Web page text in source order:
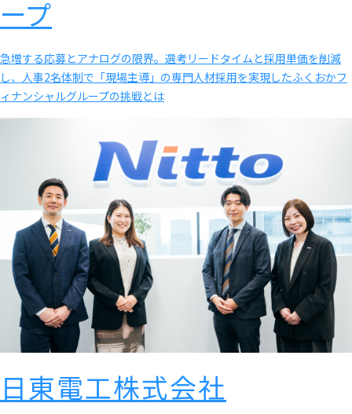
ープ
急増する応募とアナログの限界。選考リードタイムと採用単価を削減
し、人事2名体制で「現場主導」の専門人材採用を実現したふくおかフ
ィナンシャルグループの挑戦とは
日東電工株式会社